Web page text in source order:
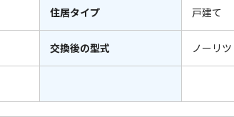
住居タイプ 戸建て
交換後の型式 ノーリツ